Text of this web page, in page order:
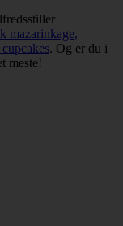
mazarinkage,
. Og er du i
meste!